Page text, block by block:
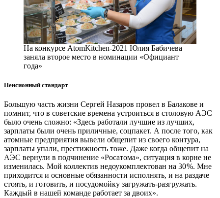
На конкурсе AtomKitchen-2021 Юлия Бабичева
заняла второе место в номинации «Официант
года»
Пенсионный стандарт
Большую часть жизни Сергей Назаров провел в Балакове и
помнит, что в советские времена устроиться в столовую АЭС
было очень сложно: «Здесь работали лучшие из лучших,
зарплаты были очень приличные, соцпакет. А после того, как
атомные предприятия вывели общепит из своего контура,
зарплаты упали, престижность тоже. Даже когда общепит на
АЭС вернули в подчинение «Росатома», ситуация в корне не
изменилась. Мой коллектив недоукомплектован на 30 %. Мне
приходится и основные обязанности исполнять, и на раздаче
стоять, и готовить, и посудомойку загружать-разгружать.
Каждый в нашей команде работает за двоих».